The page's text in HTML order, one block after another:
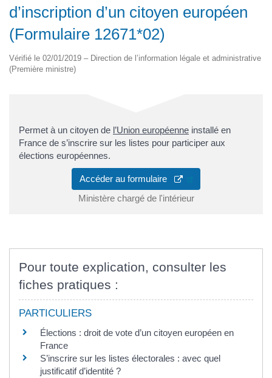
d’inscription d’un citoyen européen
(Formulaire 12671*02)
Vérifié le 02/01/2019 – Direction de l’information légale et administrative
(Première ministre)
Permet à un citoyen de l’Union européenne installé en
France de s’inscrire sur les listes pour participer aux
élections européennes.
Accéder au formulaire
(ouverture dans un
Ministère chargé de l'intérieur
Pour toute explication, consulter les
fiches pratiques :
PARTICULIERS
Élections : droit de vote d’un citoyen européen en
France
S’inscrire sur les listes électorales : avec quel
justificatif d’identité ?